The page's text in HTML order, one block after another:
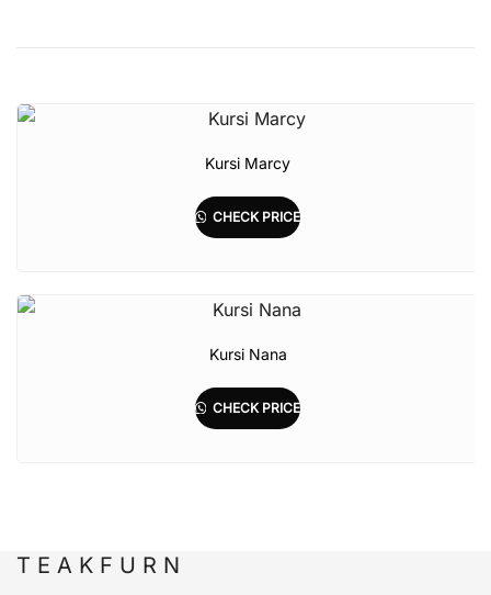
Kursi Marcy
CHECK PRICE
Kursi Nana
CHECK PRICE
T E A K F U R N